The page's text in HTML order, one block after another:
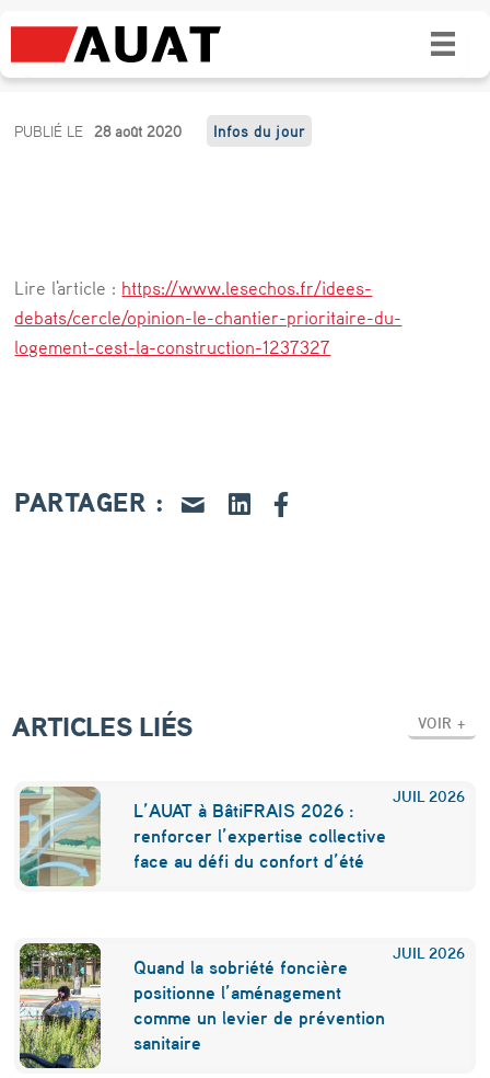
Le chantier prioritaire du logement, c’est la
construction !
L
a
n
t
p
t
i
r
e
u
l
o
g
PUBLIÉ LE 28 août 2020 Infos du jour
Lire l'article : https://www.lesechos.fr/idees-
debats/cercle/opinion-le-chantier-prioritaire-du-
logement-cest-la-construction-1237327
PARTAGER :
ARTICLES LIÉS VOIR +
JUIL 2026
L’AUAT à BâtiFRAIS 2026 :
renforcer l’expertise collective
face au défi du confort d’été
JUIL 2026
Quand la sobriété foncière
positionne l’aménagement
comme un levier de prévention
sanitaire